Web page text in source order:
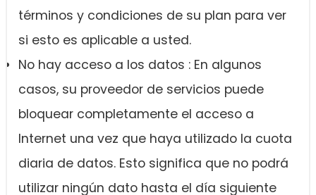
términos y condiciones de su plan para ver
si esto es aplicable a usted.
No hay acceso a los datos : En algunos
casos, su proveedor de servicios puede
bloquear completamente el acceso a
Internet una vez que haya utilizado la cuota
diaria de datos. Esto significa que no podrá
utilizar ningún dato hasta el día siguiente